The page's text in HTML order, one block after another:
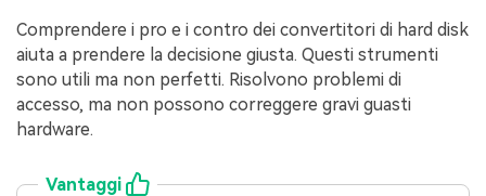
Comprendere i pro e i contro dei convertitori di hard disk
aiuta a prendere la decisione giusta. Questi strumenti
sono utili ma non perfetti. Risolvono problemi di
accesso, ma non possono correggere gravi guasti
hardware.
Vantaggi